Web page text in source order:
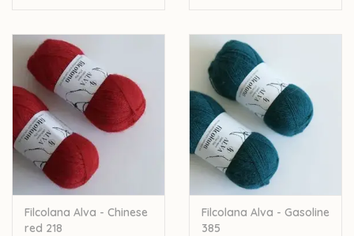
Filcolana Alva - Chinese
red 218
Filcolana Alva - Gasoline
385